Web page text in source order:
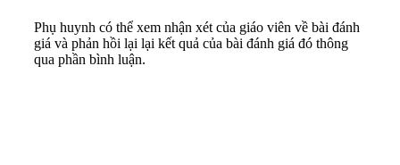
Phụ huynh có thể xem nhận xét của giáo viên về bài đánh
giá và phản hồi lại lại kết quả của bài đánh giá đó thông
qua phần bình luận.